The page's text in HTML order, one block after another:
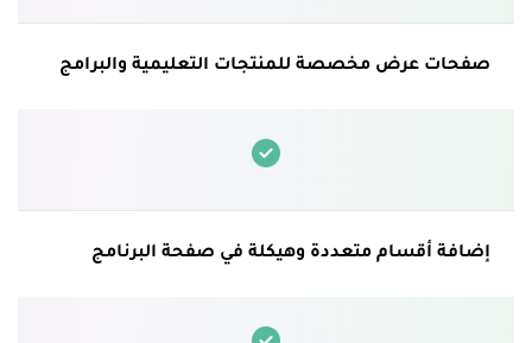
صفحات عرض مخصصة للمنتجات التعليمية والبرامج
إضافة أقسام متعددة وهيكلة في صفحة البرنامج